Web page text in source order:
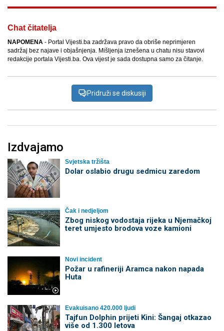
Chat čitatelja
NAPOMENA - Portal Vijesti.ba zadržava pravo da obriše neprimjeren
sadržaj bez najave i objašnjenja. Mišljenja iznešena u chatu nisu stavovi
redakcije portala Vijesti.ba. Ova vijest je sada dostupna samo za čitanje.
Pridruži se diskusiji
Izdvajamo
Svjetska tržišta
Dolar oslabio drugu sedmicu zaredom
Čak i nedjeljom
Zbog niskog vodostaja rijeka u Njemačkoj
teret umjesto brodova voze kamioni
Novi incident
Požar u rafineriji Aramca nakon napada
Huta
Evakuisano 420.000 ljudi
Tajfun Dolphin prijeti Kini: Šangaj otkazao
više od 1.300 letova